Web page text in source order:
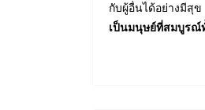
กับผู้อื่นได้อย่างมี
เป็นมนุษย์ที่สมบูรณ์